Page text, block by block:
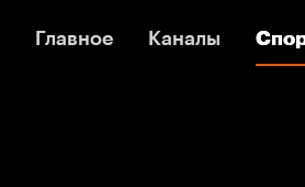
Главное Каналы
Главное Каналы